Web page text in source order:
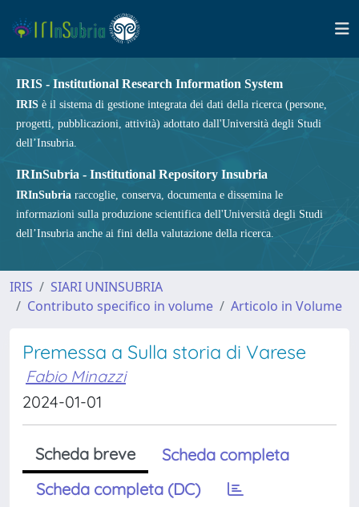
IRIS - Institutional Research Information System
IRIS è il sistema di gestione integrata dei dati della ricerca (persone,
progetti, pubblicazioni, attività) adottato dall'Università degli Studi
dell’Insubria.
IRInSubria - Institutional Repository Insubria
IRInSubria raccoglie, conserva, documenta e dissemina le
informazioni sulla produzione scientifica dell'Università degli Studi
dell’Insubria anche ai fini della valutazione della ricerca.
IRIS
SIARI UNINSUBRIA
Contributo specifico in volume
Articolo in Volume
Premessa a Sulla storia di Varese
Fabio Minazzi
2024-01-01
Scheda breve
Scheda completa
Scheda completa (DC)